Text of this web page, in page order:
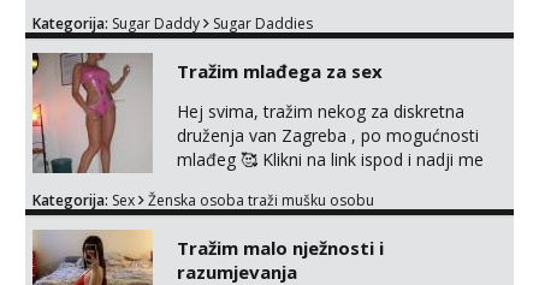
Kategorija: Sugar Daddy Sugar Daddies
Tražim mlađega za sex
Hej svima, tražim nekog za diskretna
druženja van Zagreba , po mogućnosti
mlađeg 🥰 Klikni na link ispod i nadji me
Kategorija: Sex Ženska osoba traži mušku osobu
Tražim malo nježnosti i
razumjevanja